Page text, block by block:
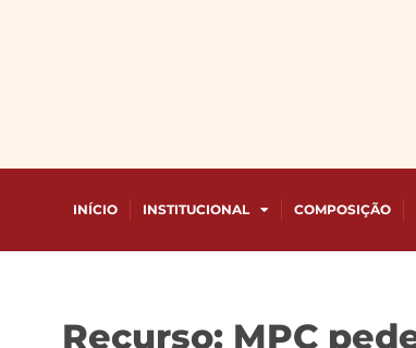
INÍCIO INSTITUCIONAL COMPOSIÇÃO
Recurso: MPC